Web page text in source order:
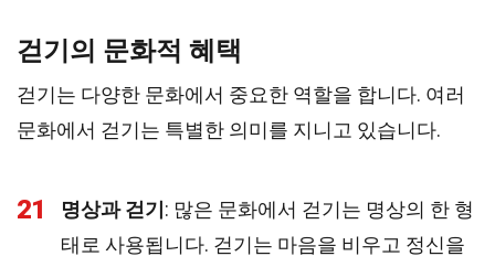
걷기의 문화적 혜택
걷기는 다양한 문화에서 중요한 역할을 합니다. 여러
문화에서 걷기는 특별한 의미를 지니고 있습니다.
21 명상과 걷기 : 많은 문화에서 걷기는 명상의 한 형
태로 사용됩니다. 걷기는 마음을 비우고 정신을